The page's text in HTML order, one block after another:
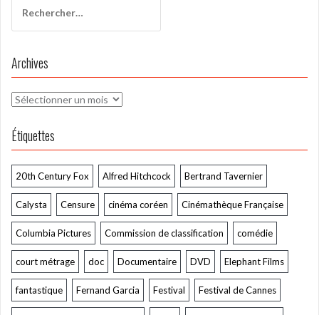
Archives
Archives
Étiquettes
20th Century Fox Alfred Hitchcock Bertrand Tavernier
Calysta Censure cinéma coréen Cinémathèque Française
Columbia Pictures Commission de classification comédie
court métrage doc Documentaire DVD Elephant Films
fantastique Fernand Garcia Festival Festival de Cannes